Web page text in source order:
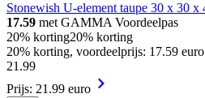
Stonewish U-element taupe 30 x 30 x
17.59 met GAMMA Voordeelpas
20% korting20% korting
20% korting, voordeelprijs: 17.59
21 .99
Prijs: 21.99 euro